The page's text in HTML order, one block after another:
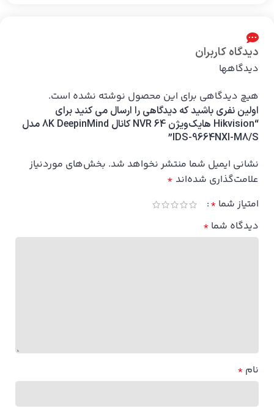
دیدگاه کاربران
دیدگاهها
هیچ دیدگاهی برای این محصول نوشته نشده است.
اولین نفری باشید که دیدگاهی را ارسال می کنید برای
“Hikvision هایک‌ویژن NVR 64 کانال 8K DeepinMind مدل
IDS-9664NXI-M8/S”
نشانی ایمیل شما منتشر نخواهد شد. بخش‌های موردنیاز
علامت‌گذاری شده‌اند *
امتیاز شما *
دیدگاه شما *
نام *